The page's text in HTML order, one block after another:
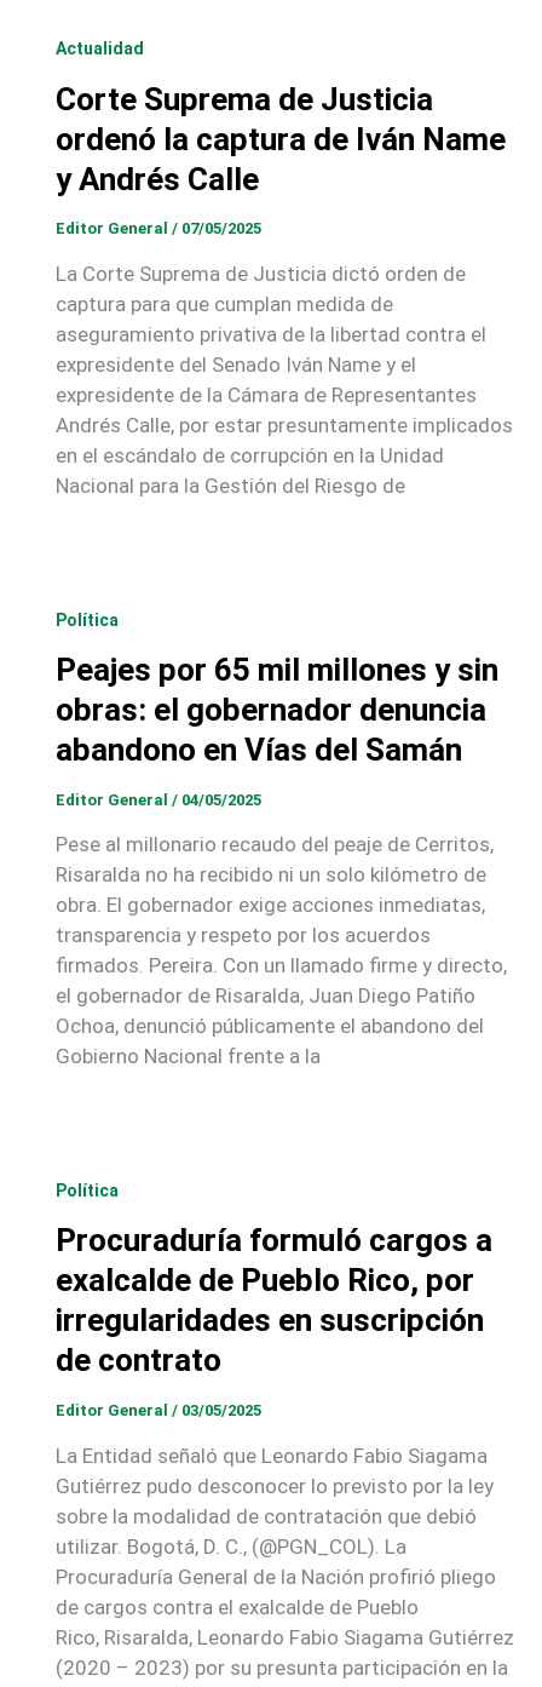
Actualidad
Corte Suprema de Justicia
ordenó la captura de Iván Name
y Andrés Calle
Editor General / 07/05/2025
La Corte Suprema de Justicia dictó orden de
captura para que cumplan medida de
aseguramiento privativa de la libertad contra el
expresidente del Senado Iván Name y el
expresidente de la Cámara de Representantes
Andrés Calle, por estar presuntamente implicados
en el escándalo de corrupción en la Unidad
Nacional para la Gestión del Riesgo de
Política
Peajes por 65 mil millones y sin
obras: el gobernador denuncia
abandono en Vías del Samán
Editor General / 04/05/2025
Pese al millonario recaudo del peaje de Cerritos,
Risaralda no ha recibido ni un solo kilómetro de
obra. El gobernador exige acciones inmediatas,
transparencia y respeto por los acuerdos
firmados. Pereira. Con un llamado firme y directo,
el gobernador de Risaralda, Juan Diego Patiño
Ochoa, denunció públicamente el abandono del
Gobierno Nacional frente a la
Política
Procuraduría formuló cargos a
exalcalde de Pueblo Rico, por
irregularidades en suscripción
de contrato
Editor General / 03/05/2025
La Entidad señaló que Leonardo Fabio Siagama
Gutiérrez pudo desconocer lo previsto por la ley
sobre la modalidad de contratación que debió
utilizar. Bogotá, D. C., (@PGN_COL). La
Procuraduría General de la Nación profirió pliego
de cargos contra el exalcalde de Pueblo
Rico, Risaralda, Leonardo Fabio Siagama Gutiérrez
(2020 – 2023) por su presunta participación en la